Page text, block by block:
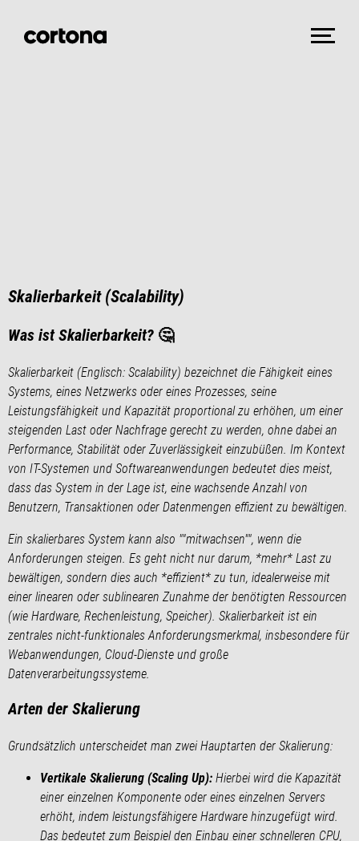
Skalierbarkeit (Scalability)
Was ist Skalierbarkeit? 🤔
Skalierbarkeit (Englisch: Scalability) bezeichnet die Fähigkeit eines
Systems, eines Netzwerks oder eines Prozesses, seine
Leistungsfähigkeit und Kapazität proportional zu erhöhen, um einer
steigenden Last oder Nachfrage gerecht zu werden, ohne dabei an
Performance, Stabilität oder Zuverlässigkeit einzubüßen. Im Kontext
von IT-Systemen und Softwareanwendungen bedeutet dies meist,
dass das System in der Lage ist, eine wachsende Anzahl von
Benutzern, Transaktionen oder Datenmengen effizient zu bewältigen.
Ein skalierbares System kann also ""mitwachsen"", wenn die
Anforderungen steigen. Es geht nicht nur darum, *mehr* Last zu
bewältigen, sondern dies auch *effizient* zu tun, idealerweise mit
einer linearen oder sublinearen Zunahme der benötigten Ressourcen
(wie Hardware, Rechenleistung, Speicher). Skalierbarkeit ist ein
zentrales nicht-funktionales Anforderungsmerkmal, insbesondere für
Webanwendungen, Cloud-Dienste und große
Datenverarbeitungssysteme.
Arten der Skalierung
Grundsätzlich unterscheidet man zwei Hauptarten der Skalierung:
Vertikale Skalierung (Scaling Up): Hierbei wird die Kapazität
einer einzelnen Komponente oder eines einzelnen Servers
erhöht, indem leistungsfähigere Hardware hinzugefügt wird.
Das bedeutet zum Beispiel den Einbau einer schnelleren CPU,